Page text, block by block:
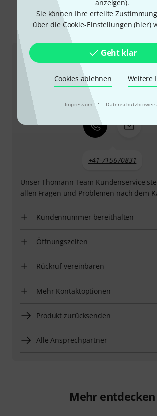
anzeigen).
Sie können Ihre erteilte
über die Cookie-Einstellungen (hier)
Geht klar
Cookies ablehnen Weitere
Impressum ·
So erreichen Sie uns
+41-715670831
Unser Thomann Team Kundenservice
allen Fragen und Problemen nach dem
Kundennummer bereithalten
Öffnungszeiten
Rückruf vereinbaren
Mehr Kontaktoptionen
Produkt zurücksenden
Alle Ansprechpartner
Mehr entdecken